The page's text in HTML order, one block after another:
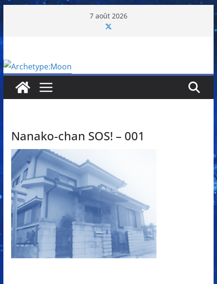
au
contenu
7 août 2026
Nanako-chan SOS! – 001